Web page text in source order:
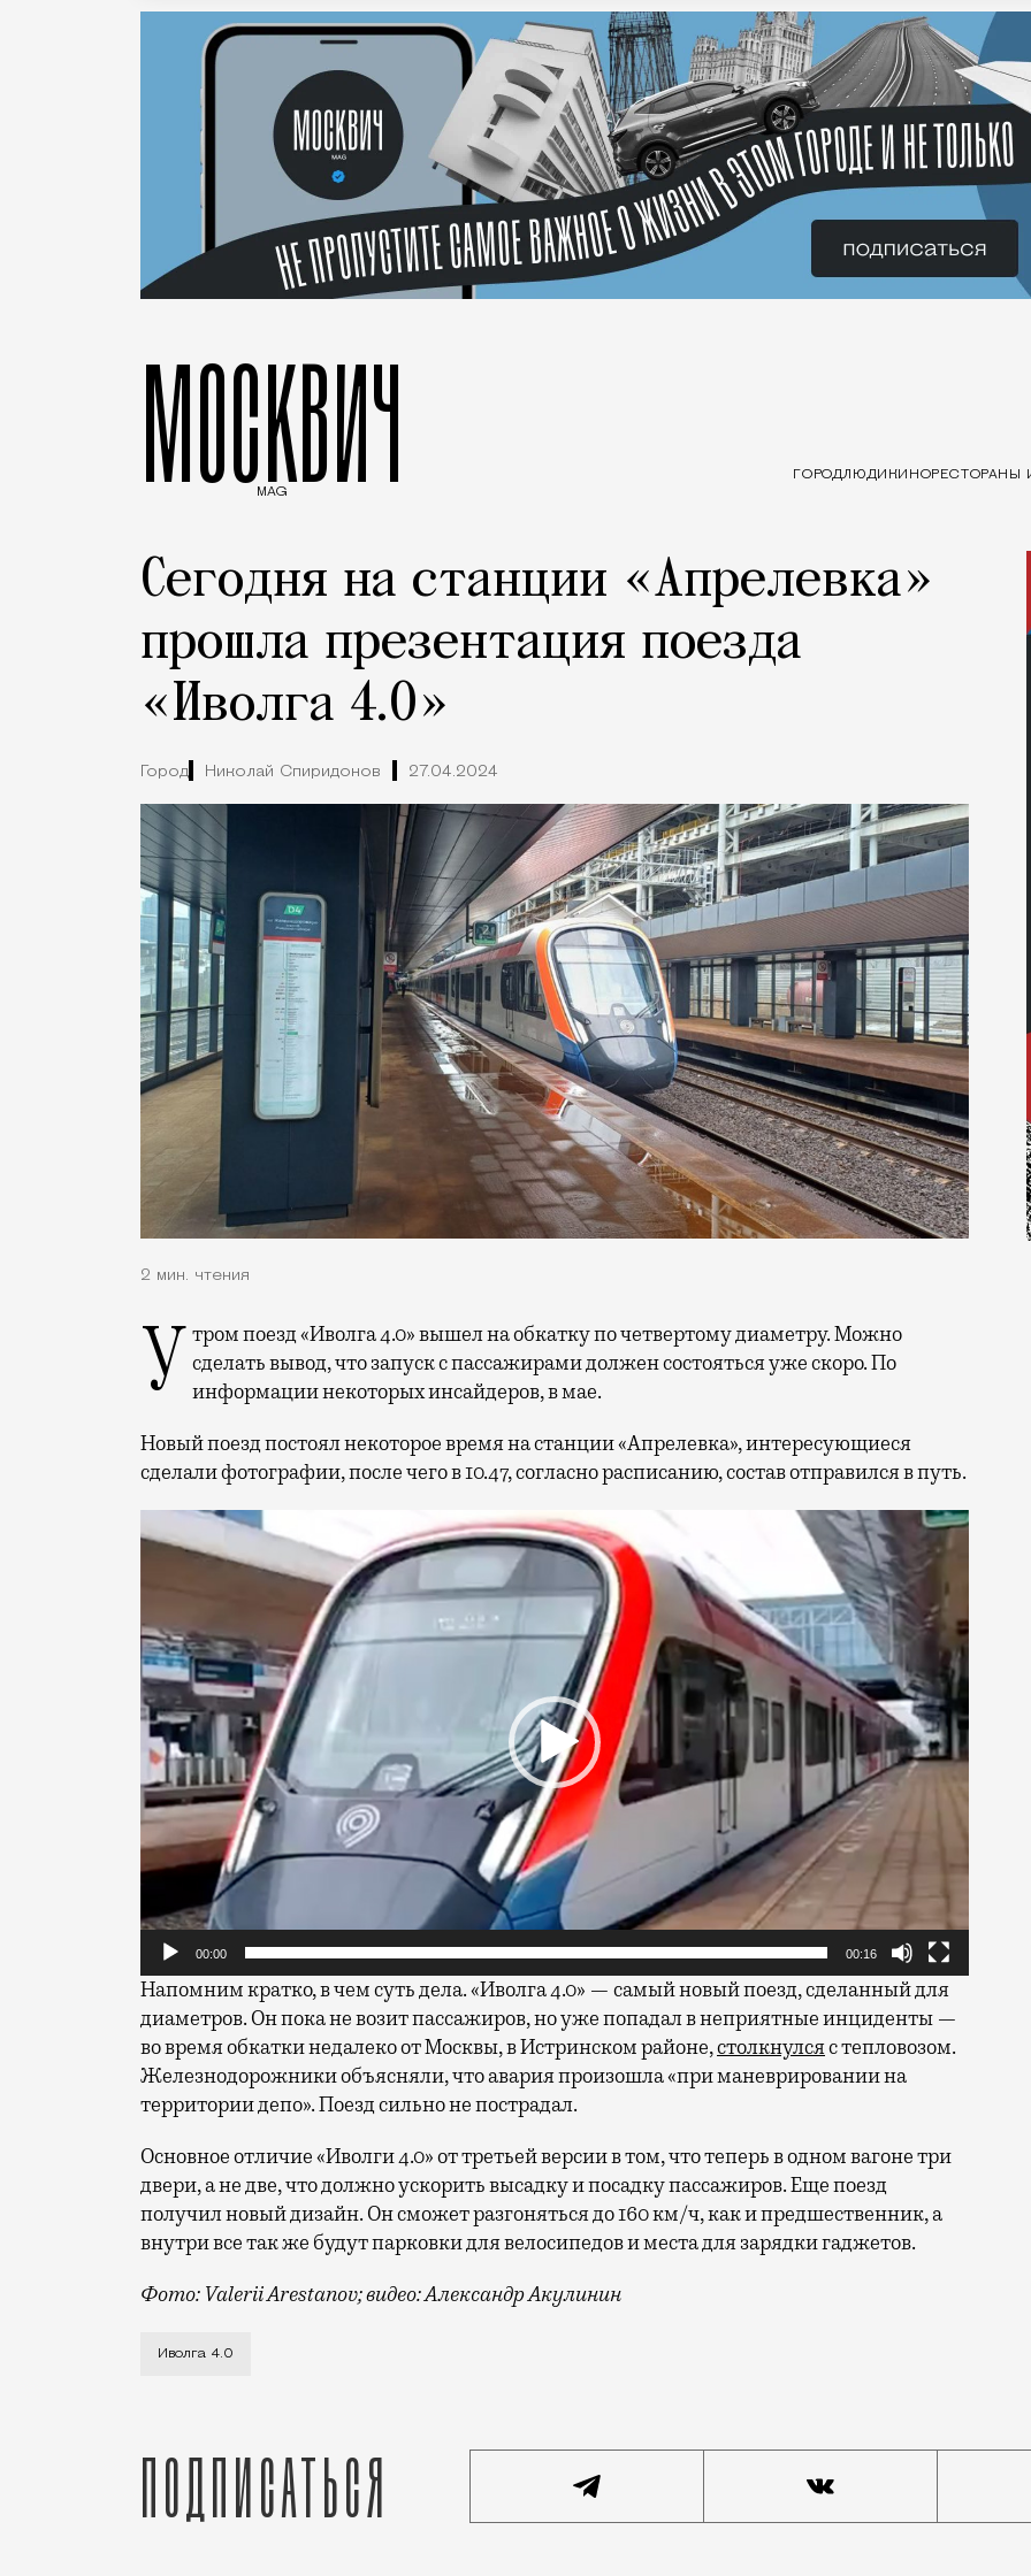
МОСКВИЧ
MAG
ГОРОДЛЮДИ КИНОРЕСТОРАНЫ
Сегодня на станции «Апрелевка»
прошла презентация поезда
«Иволга 4.0»
Город Николай Спиридонов 27.04.2024
2 мин. чтения
Утром поезд «Иволга 4.0» вышел на обкатку по четвертому диаметру. Можно сделать вывод, что запуск с пассажирами должен состояться уже скоро. По
информации некоторых инсайдеров, в мае.
Новый поезд постоял некоторое время на станции «Апрелевка», интересующиеся
сделали фотографии, после чего в 10.47, согласно расписанию, состав отправился в путь.
Видеоплеер
00:00 00:16
Напомним кратко, в чем суть дела. «Иволга 4.0» — самый новый поезд, сделанный для
диаметров. Он пока не возит пассажиров, но уже попадал в неприятные инциденты —
во время обкатки недалеко от Москвы, в Истринском районе,столкнулсяс тепловозом.
Железнодорожники объясняли, что авария произошла «при маневрировании на
территории депо». Поезд сильно не пострадал.
Основное отличие «Иволги 4.0» от третьей версии в том, что теперь в одном вагоне три
двери, а не две, что должно ускорить высадку и посадку пассажиров. Еще поезд
получил новый дизайн. Он сможет разгоняться до 160 км/ч, как и предшественник, а
внутри все так же будут парковки для велосипедов и места для зарядки гаджетов.
Фото: Valerii Arestanov; видео: Александр Акулинин
Утром поезд «Иволга 4.0» вышел на обкатку по четвертому диаметру. Можно сделать
Иволга 4.0
Подписаться